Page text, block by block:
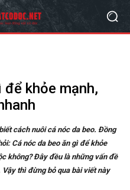
để khỏe mạnh,
cách nuôi cá nóc da beo. Đồng
Cá nóc da beo ăn gì để khỏe
không? Đây đều là những vấn đề
thì đừng bỏ qua bài viết này